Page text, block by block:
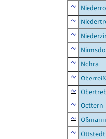
Nohra
Oettern
Ottstedt